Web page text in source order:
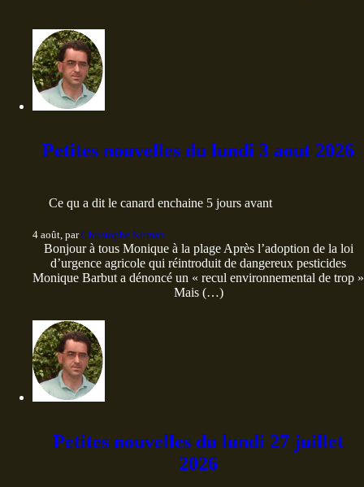
Petites nouvelles du lundi 3 aout 2026
Ce qu a dit le canard enchaine 5 jours avant
4 août, parChristophe Kirman
Bonjour à tous Monique à la plage Après l’adoption de la loi
d’urgence agricole qui réintroduit de dangereux pesticides
Monique Barbut a dénoncé un « recul environnemental de trop »
Mais (…)
Petites nouvelles du lundi 27 juillet
2026